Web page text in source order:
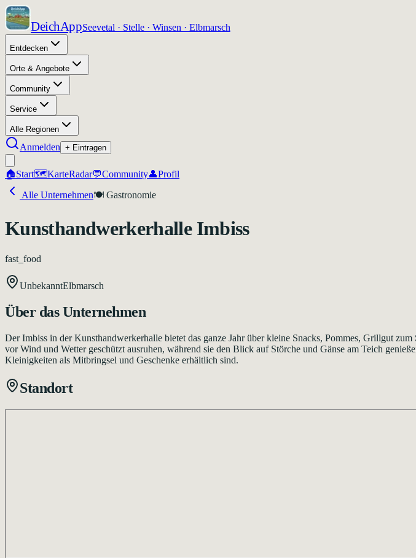
DeichAppSeevetal · Stelle · Winsen · Elbmarsch
Entdecken
Orte & Angebote
Community
Service
Alle Regionen
Anmelden + Eintragen
🏠Start🗺️KarteRadar💬Community👤Profil
Alle Unternehmen🍽️ Gastronomie
Kunsthandwerkerhalle Imbiss
fast_food
UnbekanntElbmarsch
Über das Unternehmen
Der Imbiss in der Kunsthandwerkerhalle bietet das ganze Jahr über kleine Snacks, Pommes, Grillgut
vor Wind und Wetter geschützt ausruhen, während sie den Blick auf Störche und Gänse am Teich
Kleinigkeiten als Mitbringsel und Geschenke erhältlich sind.
Standort